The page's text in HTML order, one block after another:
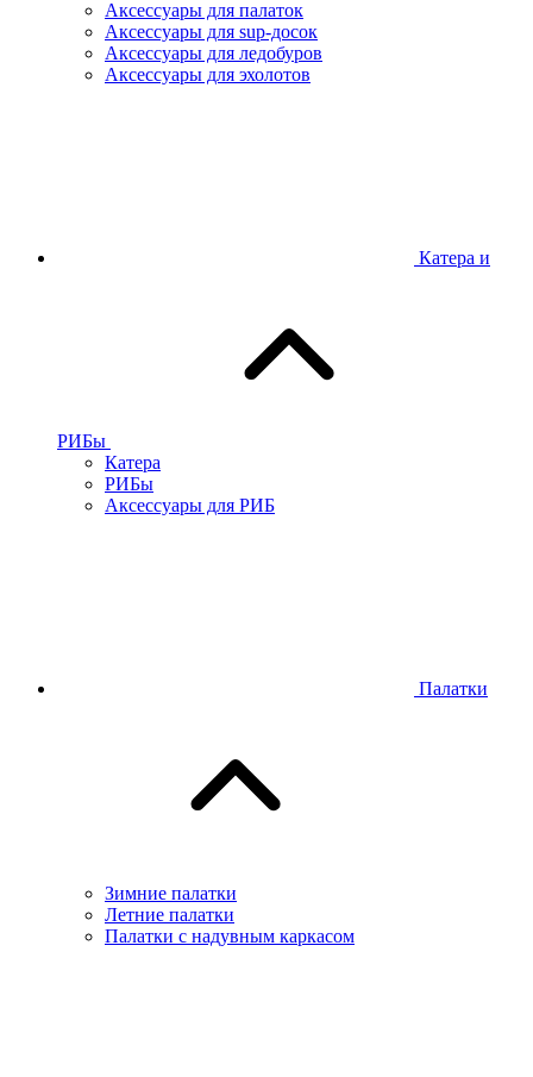
Аксессуары для палаток
Аксессуары для sup-досок
Аксессуары для ледобуров
Аксессуары для эхолотов
Катера и
РИБы
Катера
РИБы
Аксессуары для РИБ
Палатки
Зимние палатки
Летние палатки
Палатки с надувным каркасом